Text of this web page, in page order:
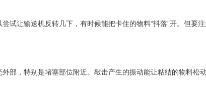
尝试让输送机反转几下，有时候能把卡住的物料“抖落”开。但要注
外部，特别是堵塞部位附近。敲击产生的振动能让粘结的物料松